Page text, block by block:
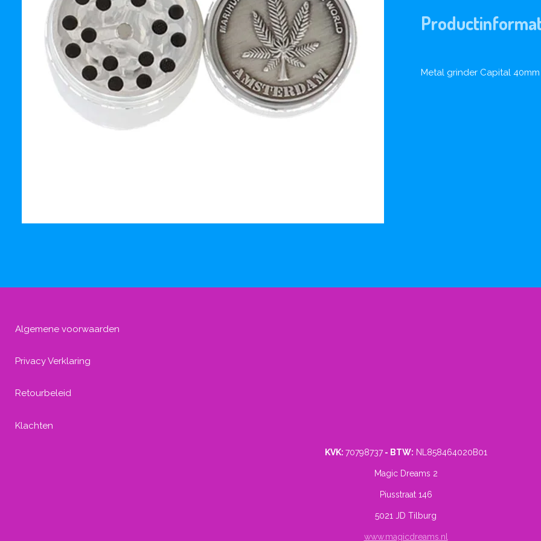
Metal grinder Capital
Algemene voorwaarden
Privacy Verklaring
Retourbeleid
Klachten
KVK: 70798737- BTW: NL858464020B01
Magic Dreams 2
Piusstraat 146
5021 JD Tilburg
www.magicdreams.nl